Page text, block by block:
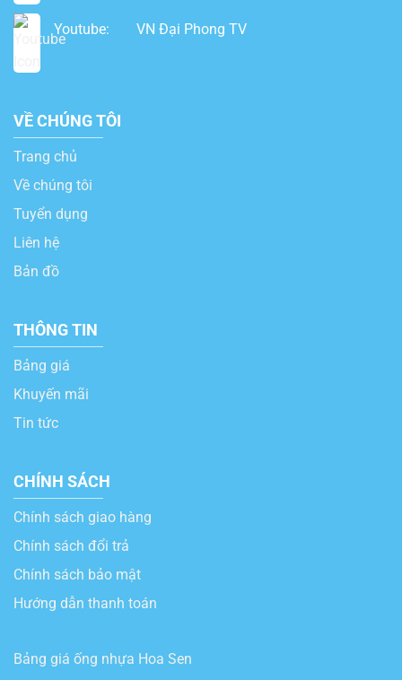
Youtube: VN Đại Phong TV
VỀ CHÚNG TÔI
Trang chủ
Về chúng tôi
Tuyển dụng
Liên hệ
Bản đồ
THÔNG TIN
Bảng giá
Khuyến mãi
Tin tức
CHÍNH SÁCH
Chính sách giao hàng
Chính sách đổi trả
Chính sách bảo mật
Hướng dẫn thanh toán
Bảng giá ống nhựa Hoa Sen